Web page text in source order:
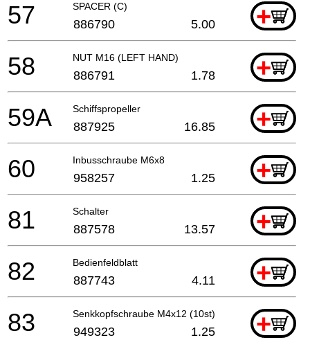
SPACER (C) +
57 886790 5.00
NUT M16 (LEFT HAND) +
58 886791 1.78
Schiffspropeller +
59A 887925 16.85
Inbusschraube M6x8 +
60 958257 1.25
Schalter +
81 887578 13.57
Bedienfeldblatt +
82 887743 4.11
Senkkopfschraube M4x12 (10st) +
83 949323 1.25